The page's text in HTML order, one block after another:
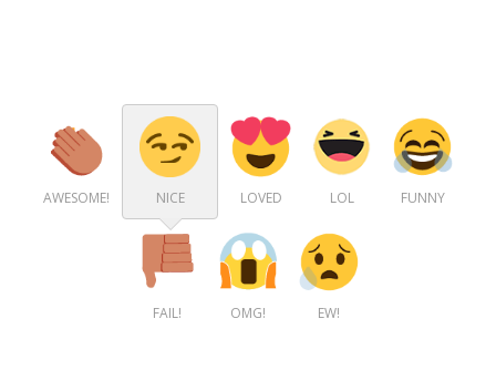
AWESOME! NICE LOVED LOL FUNNY
FAIL! OMG! EW!